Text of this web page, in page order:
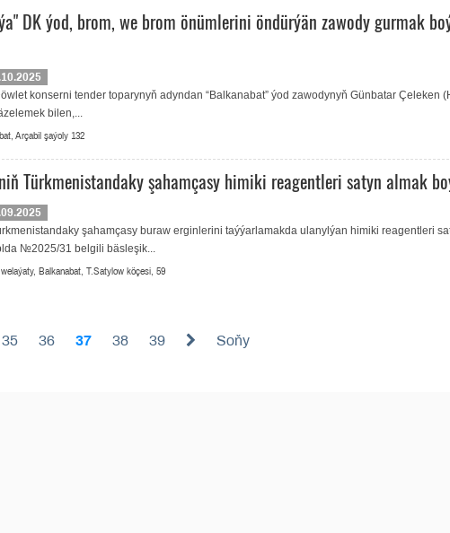
DK ýod, brom, we brom önümlerini öndürýän zawody gurmak
konserni tender toparynyň adyndan “Balkanabat” ýod zawodynyň Günbatar Çeleken
bilen,...
Arçabil şaýoly 132
Türkmenistandaky şahamçasy himiki reagentleri satyn almak
şahamçasy buraw erginlerini taýýarlamakda ulanylýan himiki reagentleri
№2025/31 belgili bäsleşik...
Balkanabat, T.Satylow köçesi, 59
35 36 37 38 39 Soňy